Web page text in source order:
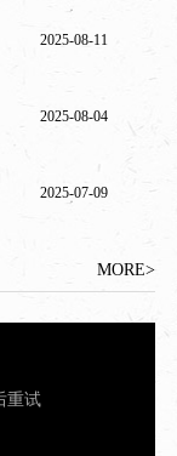
2025-08-11
2025-08-04
2025-07-09
MORE>